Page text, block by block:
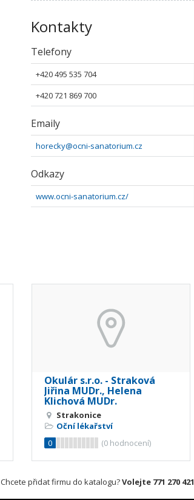
Kontakty
Telefony
+420 495 535 704
+420 721 869 700
Emaily
horecky@ocni-sanatorium.cz
Odkazy
www.ocni-sanatorium.cz/
Okulár s.r.o. - Straková
Jiřina MUDr., Helena
Klichová MUDr.
Strakonice
Oční lékařství
0
(0hodnocení)
Chcete přidat firmu do katalogu?Volejte 771 270 421